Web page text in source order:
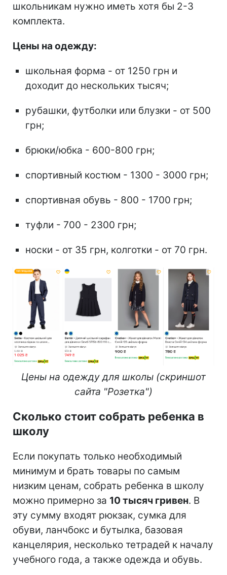
школьникам нужно иметь хотя бы 2-3
комплекта.
Цены на одежду:
школьная форма - от 1250 грн и
доходит до нескольких тысяч;
рубашки, футболки или блузки - от 500
грн;
брюки/юбка - 600-800 грн;
спортивный костюм - 1300 - 3000 грн;
спортивная обувь - 800 - 1700 грн;
туфли - 700 - 2300 грн;
носки - от 35 грн, колготки - от 70 грн.
Цены на одежду для школы (скриншот
сайта "Розетка")
Сколько стоит собрать ребенка в
школу
Если покупать только необходимый
минимум и брать товары по самым
низким ценам, собрать ребенка в школу
можно примерно за 10 тысяч гривен. В
эту сумму входят рюкзак, сумка для
обуви, ланчбокс и бутылка, базовая
канцелярия, несколько тетрадей к началу
учебного года, а также одежда и обувь.